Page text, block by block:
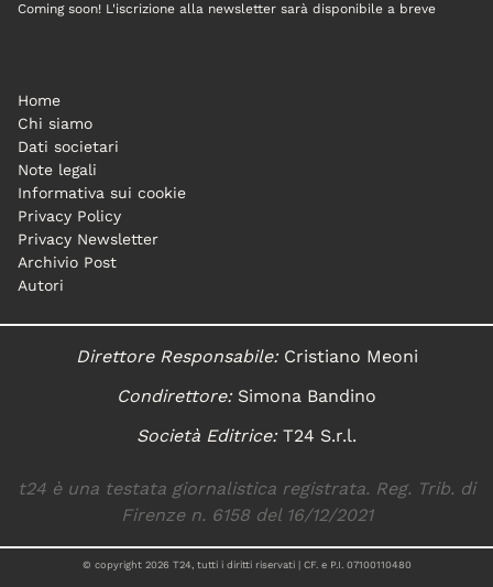
Coming soon! L'iscrizione alla newsletter sarà disponibile a breve
Home
Chi siamo
Dati societari
Note legali
Informativa sui cookie
Privacy Policy
Privacy Newsletter
Archivio Post
Autori
Direttore Responsabile:Cristiano Meoni
Condirettore:Simona Bandino
Società Editrice:T24 S.r.l.
t24 è una testata giornalistica registrata. Reg. Trib. di
Firenze n. 6158 del 16/12/2021
© copyright 2026 T24, tutti i diritti riservati | CF. e P.I. 07100110480